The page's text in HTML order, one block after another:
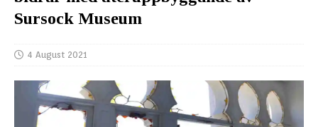
Sursock Museum
4 August 2021